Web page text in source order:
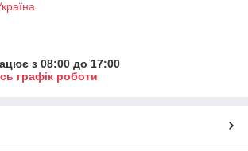
з 08:00 до 17:00
графік роботи